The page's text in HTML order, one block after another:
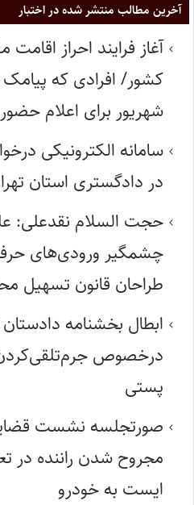
آخرین مطالب منتشر شده در اختبار
آغاز فرایند احراز اقامت
کشور/ افرادی که پیامک
شهریور برای اعلام
سامانه الکترونیکی
در دادگستری استان
حجت السلام نقدعلی:
چشمگیر ورودی‌های
طراحان قانون تسهیل
ابطال بخشنامه دادستان
درخصوص جرم‌تلقی‌کردن
پستی
صورتجلسه نشست
مجروح شدن راننده در
ایست به خودرو